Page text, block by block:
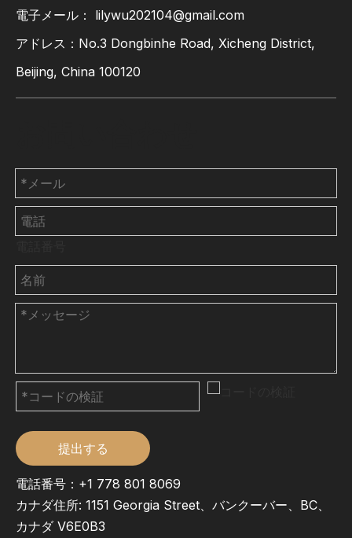
電子メール： lilywu202104@gmail.com
アドレス：No.3 Dongbinhe Road, Xicheng District,
Beijing, China 100120
提出する
電話番号：+1 778 801 8069
カナダ住所: 1151 Georgia Street、バンクーバー、BC、
カナダ V6E0B3